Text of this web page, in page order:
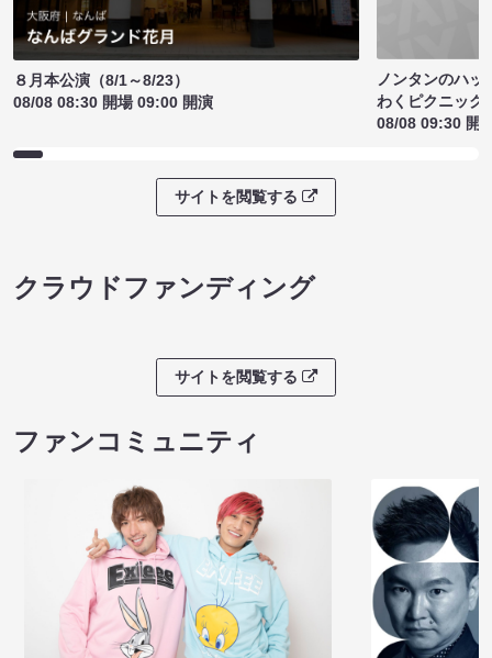
８月本公演（8/1～8/23）
08/08 08:30 開場 09:00 開演
ノンタンのハッ
わくピクニック
08/08 09:30 開
サイトを閲覧する
クラウドファンディング
サイトを閲覧する
ファンコミュニティ